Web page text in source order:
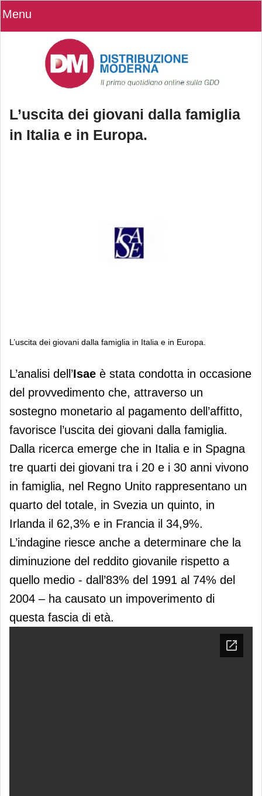
Menu
L’uscita dei giovani dalla famiglia
in Italia e in Europa.
L’uscita dei giovani dalla famiglia in Italia e in Europa.
L’uscita dei giovani dalla famiglia in
Italia e in Europa.
L’analisi dell’Isae è stata condotta in occasione
del provvedimento che, attraverso un
sostegno monetario al pagamento dell’affitto,
favorisce l’uscita dei giovani dalla famiglia.
Dalla ricerca emerge che in Italia e in Spagna
tre quarti dei giovani tra i 20 e i 30 anni vivono
in famiglia, nel Regno Unito rappresentano un
quarto del totale, in Svezia un quinto, in
Irlanda il 62,3% e in Francia il 34,9%.
L’indagine riesce anche a determinare che la
diminuzione del reddito giovanile rispetto a
quello medio - dall’83% del 1991 al 74% del
2004 – ha causato un impoverimento di
questa fascia di età.